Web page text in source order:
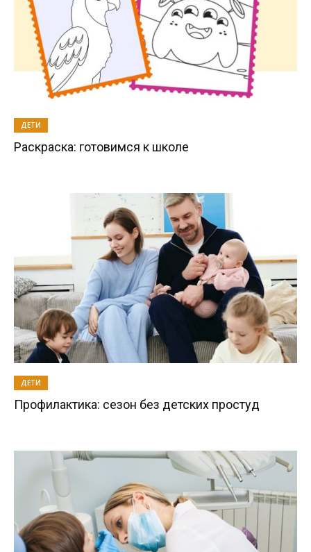
ДЕТИ
Раскраска: готовимся к школе
ДЕТИ
Профилактика: сезон без детских простуд